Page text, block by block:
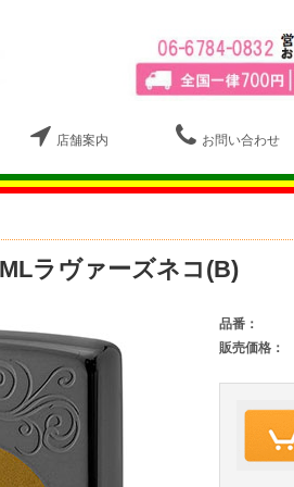
店舗案内 お問い合わせ
ラヴァーズネコ(B)
品番：
販売価格：